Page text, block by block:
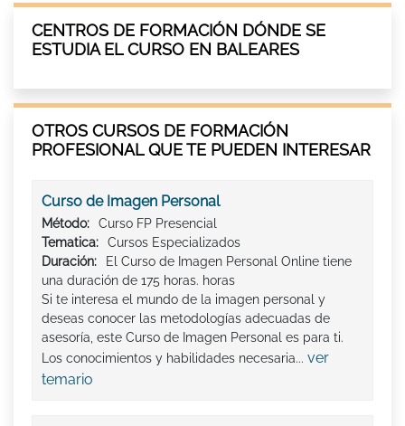
CENTROS DE FORMACIÓN DÓNDE SE
ESTUDIA EL CURSO EN BALEARES
OTROS CURSOS DE FORMACIÓN
PROFESIONAL QUE TE PUEDEN INTERESAR
Curso de Imagen Personal
Método:
Curso FP Presencial
Tematica:
Cursos Especializados
Duración:
El Curso de Imagen Personal Online tiene
una duración de 175 horas. horas
Si te interesa el mundo de la imagen personal y
deseas conocer las metodologías adecuadas de
asesoría, este Curso de Imagen Personal es para ti.
Los conocimientos y habilidades necesaria... ver
temario